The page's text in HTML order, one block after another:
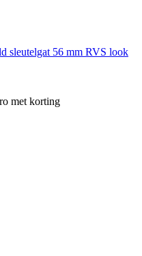
sleutelgat 56 mm RVS look
met korting